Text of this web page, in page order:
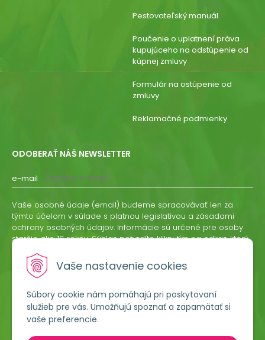
Vaše nastavenie cookies
Súbory cookie nám pomáhajú pri poskytovaní
služieb pre vás. Umožňujú spoznať a zapamätať si
vaše preferencie.
Pestovateľský manuál
Poučenie o uplatnení práva
kupujúceho na odstúpenie od
kúpnej zmluvy
Formulár na ostúpenie od
zmluvy
Reklamačné podmienky
ODOBERAŤ NÁŠ NEWSLETTER
e-mail
ODOBERAŤ
Vaše osobné údaje (email) budeme spracovávať len za
týmto účelom v súlade s platnou legislatívou a zásadami
ochrany osobných údajov. Informácie sú určené pre osoby
staršie ako 16 rokov. Súhlas potvrdíte kliknutím na odkaz, ktorý
odvolať písomne, emailom alebo kliknutím na odkaz z
ktoréhokoľvek informačného emailu.